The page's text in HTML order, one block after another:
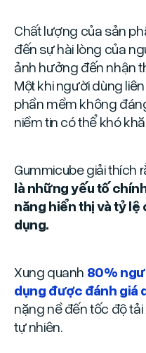
Chất lượng của sản
đến sự hài lòng của
ảnh hưởng đến nhận
Một khi người dùng
phần mềm không
niềm tin có thể khó
Gummicube giải thích
là những yếu tố
năng hiển thị và tỷ
dụng.
Xung quanh 80%
dụng được đánh giá
nặng nề đến tốc độ
tự nhiên.